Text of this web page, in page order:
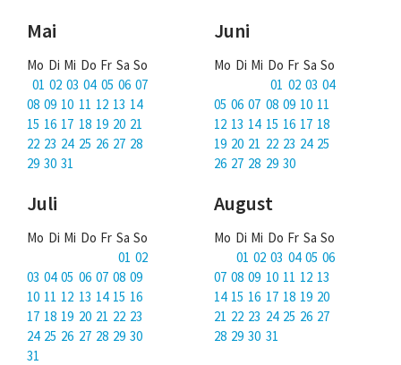
Mai
Mo Di Mi Do Fr Sa So
01 02 03 04 05 06 07
08 09 10 11 12 13 14
15 16 17 18 19 20 21
22 23 24 25 26 27 28
29 30 31
Juni
Mo Di Mi Do Fr Sa So
01 02 03 04
05 06 07 08 09 10 11
12 13 14 15 16 17 18
19 20 21 22 23 24 25
26 27 28 29 30
Juli
Mo Di Mi Do Fr Sa So
01 02
03 04 05 06 07 08 09
10 11 12 13 14 15 16
17 18 19 20 21 22 23
24 25 26 27 28 29 30
31
August
Mo Di Mi Do Fr Sa So
01 02 03 04 05 06
07 08 09 10 11 12 13
14 15 16 17 18 19 20
21 22 23 24 25 26 27
28 29 30 31